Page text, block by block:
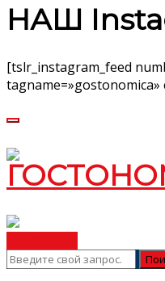
НАШ
[tslr_instagram_feed
tagname=»gostonomica»